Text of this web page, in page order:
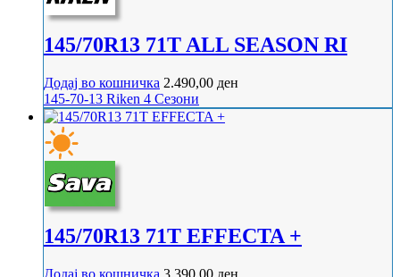
145/70R13 71T ALL SEASON RI
Додај во кошничка 2.490,00 ден
145-70-13 Riken 4 Сезони
145/70R13 71T EFFECTA +
Додај во кошничка 3.390,00 ден